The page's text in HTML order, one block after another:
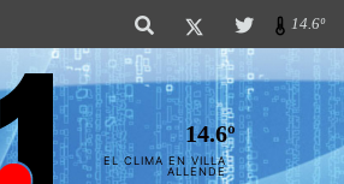
14.6º
14.6º
EL CLIMA EN VILLA
ALLENDE